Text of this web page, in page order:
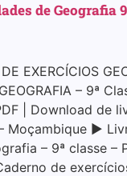
de Geografia
EXERCÍCIOS
– 9ª
| Download de
Moçambique ▶
– 9ª classe –
de